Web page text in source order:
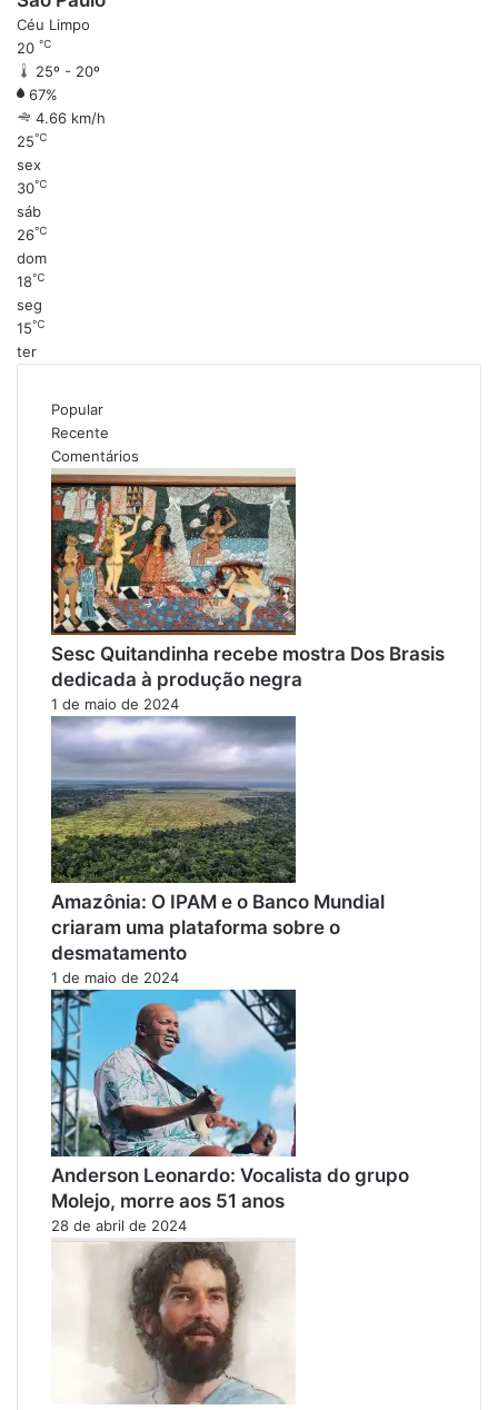
Céu Limpo
20 ℃
25º - 20º
67%
4.66 km/h
25℃
sex
30℃
sáb
26℃
dom
18℃
seg
15℃
ter
Popular
Recente
Comentários
Sesc Quitandinha recebe mostra Dos Brasis
dedicada à produção negra
1 de maio de 2024
Amazônia: O IPAM e o Banco Mundial
criaram uma plataforma sobre o
desmatamento
1 de maio de 2024
Anderson Leonardo: Vocalista do grupo
Molejo, morre aos 51 anos
28 de abril de 2024